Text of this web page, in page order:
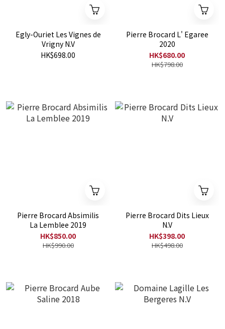
Egly-Ouriet Les Vignes de
Vrigny N.V
HK$698.00
Pierre Brocard L' Egaree
2020
HK$680.00
HK$798.00
Pierre Brocard Absimilis
La Lemblee 2019
HK$850.00
HK$990.00
Pierre Brocard Dits Lieux
N.V
HK$398.00
HK$498.00